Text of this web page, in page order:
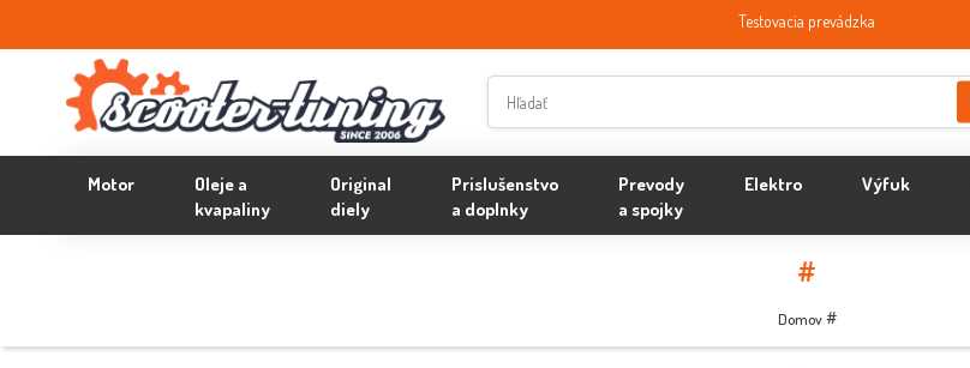
Testovacia prevádzka
Motor
Oleje a
kvapaliny
Original
diely
Prislušenstvo
a doplnky
Prevody
a spojky
Elektro Výfuk
#
Domov #